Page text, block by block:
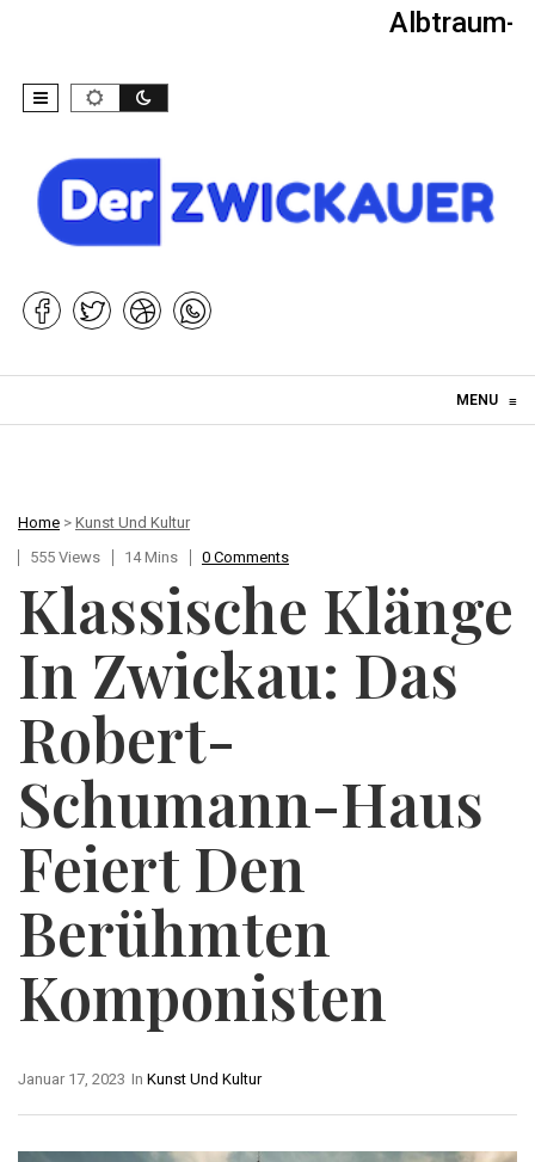
Albtraum-
MENU ≡
Home > Kunst Und Kultur
555 Views
14 Mins 0 Comments
Klassische Klänge
In Zwickau: Das
Robert-
Schumann-Haus
Feiert Den
Berühmten
Komponisten
In Kunst Und Kultur
Januar 17, 2023